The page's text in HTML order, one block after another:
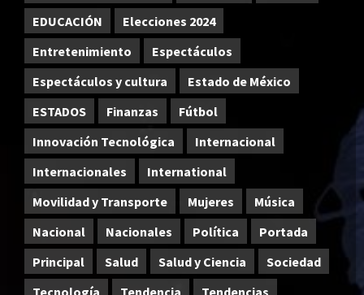
EDUCACIÓN
Elecciones 2024
Entretenimiento
Espectáculos
Espectáculos y cultura
Estado de México
ESTADOS
Finanzas
Fútbol
Innovación Tecnológica
Internacional
Internacionales
International
Movilidad y Transporte
Mujeres
Música
Nacional
Nacionales Política
Portada
Principal
Salud Salud y Ciencia
Sociedad
Tecnología
Tendencia
Tendencias